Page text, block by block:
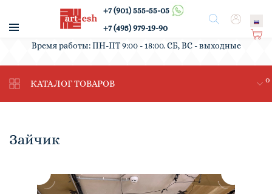
Поиск
+7 (901) 555-55-05
+7 (495) 979-19-90
Ко
ин
а
0
Вход
/
Время работы: ПН-ПТ 9:00 - 18:00. СБ, ВС - выходные
КАТАЛОГ ТОВАРОВ
Зайчик